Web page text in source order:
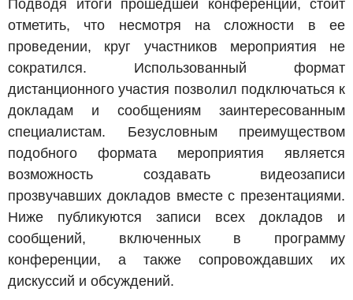
Подводя итоги прошедшей конференции, стоит
отметить, что несмотря на сложности в ее
проведении, круг участников мероприятия не
сократился. Использованный формат
дистанционного участия позволил подключаться к
докладам и сообщениям заинтересованным
специалистам. Безусловным преимуществом
подобного формата мероприятия является
возможность создавать видеозаписи
прозвучавших докладов вместе с презентациями.
Ниже публикуются записи всех докладов и
сообщений, включенных в программу
конференции, а также сопровождавших их
дискуссий и обсуждений.